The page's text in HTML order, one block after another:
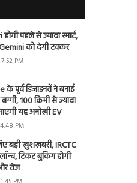
पहले से ज्यादा स्मार्ट,
को देगी टक्कर
PM
पूर्व डिजाइनरों ने बनाई
100 किमी से ज्यादा
यह अनोखी EV
PM
बड़ी खुशखबरी, IRCTC
टिकट बुकिंग होगी
तेज